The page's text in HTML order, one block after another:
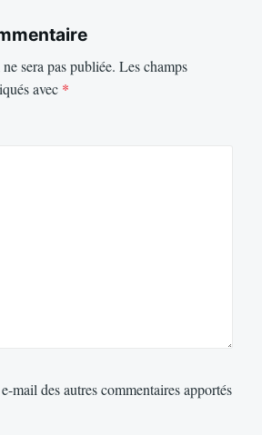
sera pas publiée. Les champs
avec *
mail des autres commentaires apportés